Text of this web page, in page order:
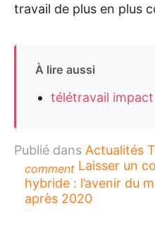
travail de plus en plus
À lire aussi
télétravail
Publié dans Actualités
comment Laisser un
hybride : l’avenir du
après 2020